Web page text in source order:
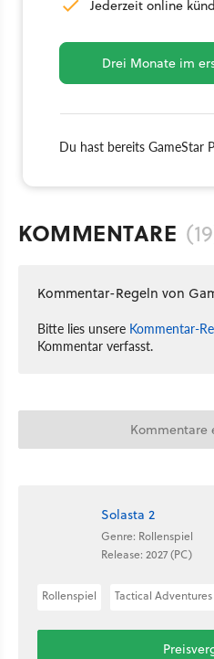
Jederzeit online
Drei Monate im
Du hast bereits GameStar
KOMMENTARE
Kommentar-Regeln von
Bitte lies unsere Kommentar-
Kommentar verfasst.
Kommentare
Solasta 2
Genre: Rollenspiel
Release: 2027 (PC)
Rollenspiel Tactical Adventures